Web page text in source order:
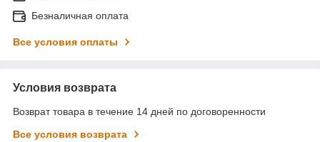
Безналичная оплата
Все условия оплаты
Условия возврата
Возврат товара в течение 14 дней по договоренности
Все условия возврата